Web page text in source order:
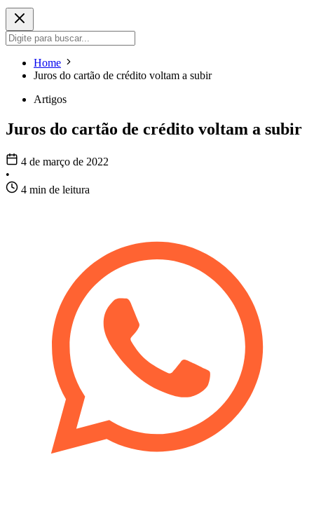
Home
Juros do cartão de crédito voltam a subir
Artigos
Juros do cartão de crédito voltam a subir
4 de março de 2022
•
4 min de leitura